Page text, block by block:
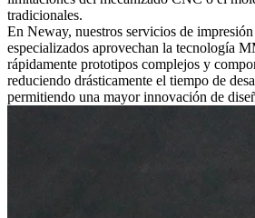
tradicionales.
En Neway, nuestros servicios de
especializados aprovechan la tecnología
rápidamente prototipos complejos y
reduciendo drásticamente el tiempo de
permitiendo una mayor innovación de